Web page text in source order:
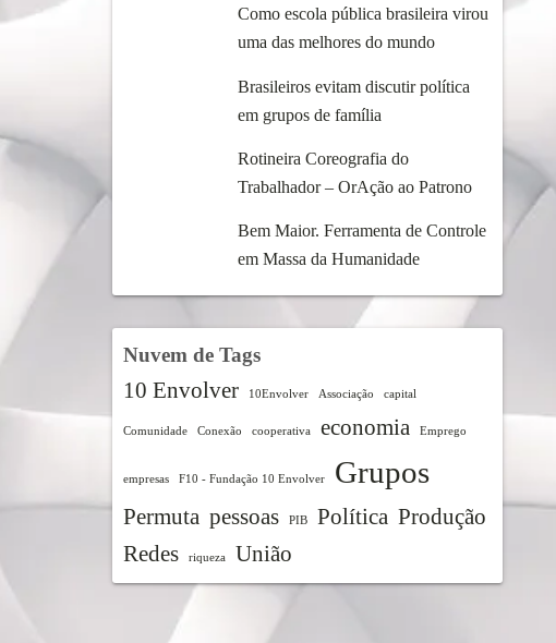
Como escola pública brasileira virou
uma das melhores do mundo
Brasileiros evitam discutir política
em grupos de família
Rotineira Coreografia do
Trabalhador – OrAção ao Patrono
Bem Maior. Ferramenta de Controle
em Massa da Humanidade
Nuvem de Tags
10 Envolver 10Envolver Associação capital
Comunidade Conexão cooperativa economia Emprego
empresas F10 - Fundação 10 Envolver Grupos
Permuta pessoas PIB Política Produção
Redes
riqueza União